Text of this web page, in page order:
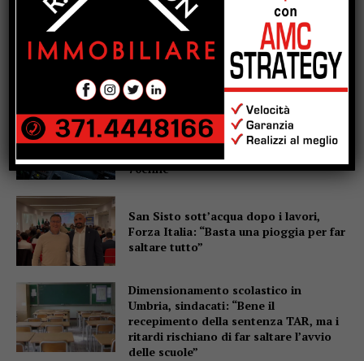
La Storia, quando una lezione si canta
invece di scriverla alla lavagna
Motociclo senza patente,
assicurazione e revisione scadute da
70enne
San Sisto sott’acqua dopo i lavori,
Forza Italia: “Basta una pioggia per far
saltare tutto”
Dimensionamento scolastico in
Umbria, sindacati: “Bene il
recepimento della sentenza TAR, ma i
ritardi rischiano di far saltare l’avvio
delle scuole”